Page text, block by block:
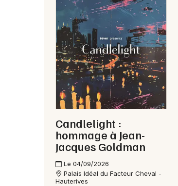
Candlelight :
hommage à Jean-
Jacques Goldman
Le 04/09/2026
Palais Idéal du Facteur Cheval -
Hauterives